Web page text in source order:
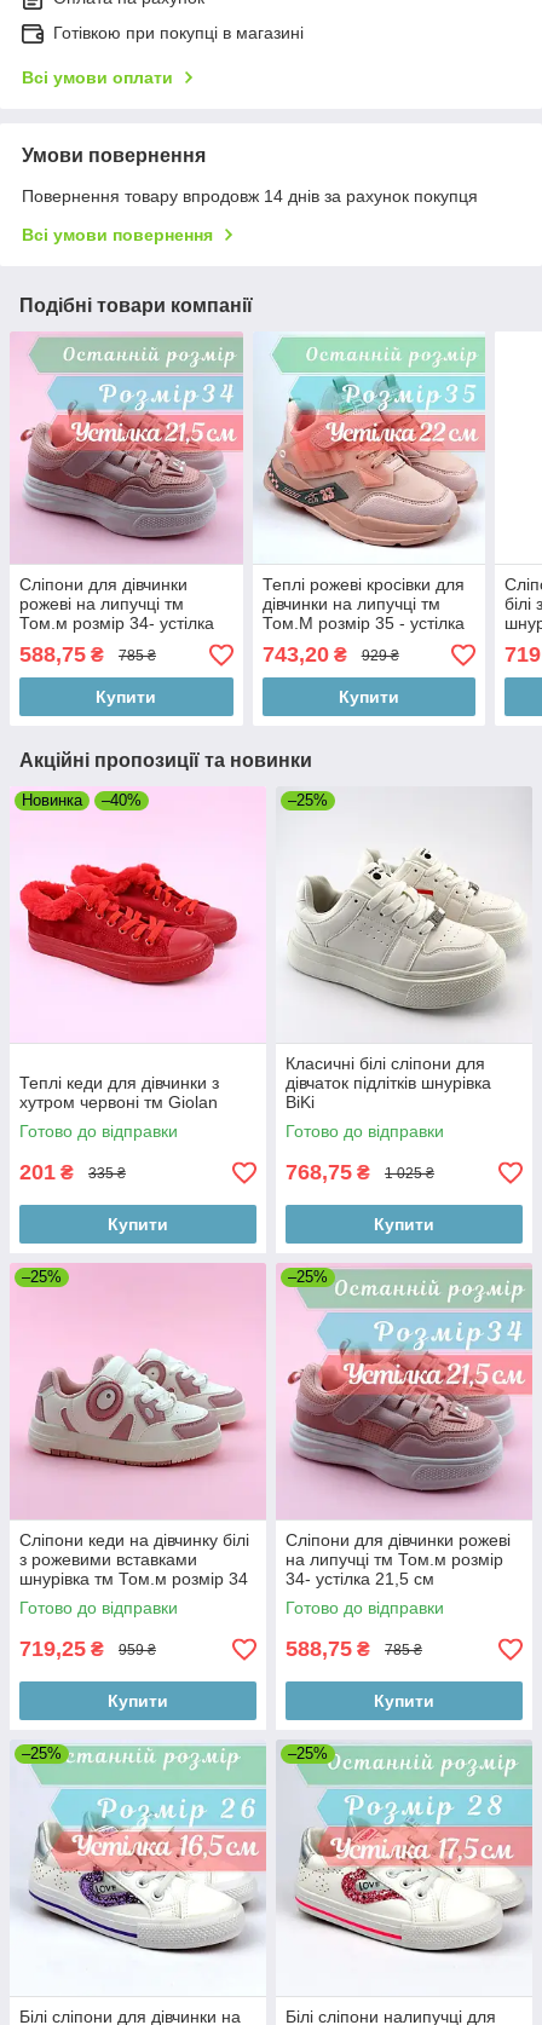
Готівкою при покупці в магазині
Всі умови оплати
Умови повернення
Повернення товару впродовж 14 днів за рахунок покупця
Всі умови повернення
Подібні товари компанії
Сліпони для дівчинки
рожеві на липучці тм
Том.м розмір 34- устілка
588,75 ₴ 785 ₴
Купити
Теплі рожеві кросівки для
дівчинки на липучці тм
Том.М розмір 35 - устілка
743,20₴ 929 ₴
Купити
Акційні пропозиції та новинки
Новинка –40%
Теплі кеди для дівчинки з
хутром червоні тм Giolan
Готово до відправки
201 ₴ 335 ₴
Купити
–25%
Класичні білі сліпони для
дівчаток підлітків шнурівка
BiKi
Готово до відправки
768,75 ₴ 1 025 ₴
Купити
–25%
Сліпони кеди на дівчинку білі
з рожевими вставками
шнурівка тм Том.м розмір 34
- устілка 21,5 см
Готово до відправки
719,25 ₴ 959 ₴
Купити
–25%
Сліпони для дівчинки рожеві
на липучці тм Том.м розмір
34- устілка 21,5 см
Готово до відправки
588,75 ₴ 785 ₴
Купити
–25%
Білі сліпони для дівчинки на
–25%
Білі сліпони налипучці для